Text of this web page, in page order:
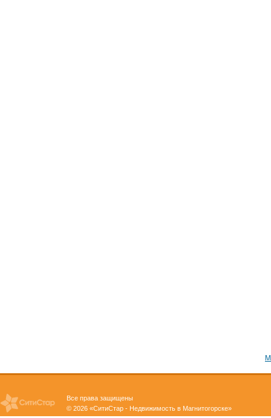
Все права защищены
© 2026 «СитиСтар - Недвижимость в Магнитогорске»